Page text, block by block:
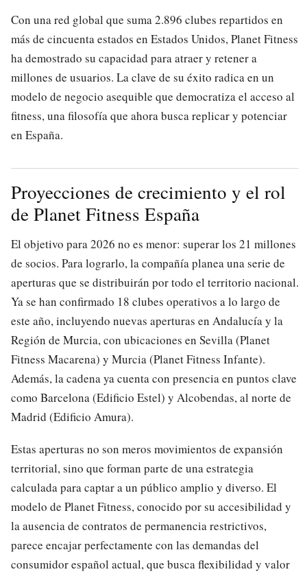
Con una red global que suma 2.896 clubes repartidos en
más de cincuenta estados en Estados Unidos, Planet Fitness
ha demostrado su capacidad para atraer y retener a
millones de usuarios. La clave de su éxito radica en un
modelo de negocio asequible que democratiza el acceso al
fitness, una filosofía que ahora busca replicar y potenciar
en España.
Proyecciones de crecimiento y el rol
de Planet Fitness España
El objetivo para 2026 no es menor: superar los 21 millones
de socios. Para lograrlo, la compañía planea una serie de
aperturas que se distribuirán por todo el territorio nacional.
Ya se han confirmado 18 clubes operativos a lo largo de
este año, incluyendo nuevas aperturas en Andalucía y la
Región de Murcia, con ubicaciones en Sevilla (Planet
Fitness Macarena) y Murcia (Planet Fitness Infante).
Además, la cadena ya cuenta con presencia en puntos clave
como Barcelona (Edificio Estel) y Alcobendas, al norte de
Madrid (Edificio Amura).
Estas aperturas no son meros movimientos de expansión
territorial, sino que forman parte de una estrategia
calculada para captar a un público amplio y diverso. El
modelo de Planet Fitness, conocido por su accesibilidad y
la ausencia de contratos de permanencia restrictivos,
parece encajar perfectamente con las demandas del
consumidor español actual, que busca flexibilidad y valor